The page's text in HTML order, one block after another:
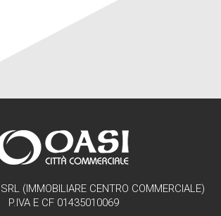
(IMMOBILIARE CENTRO COMMERCIALE)
P.IVA E CF 01435010069